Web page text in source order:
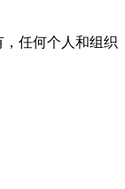
任何个人和组织